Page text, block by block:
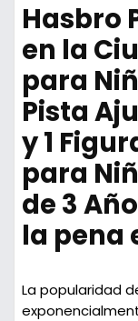
Hasbro
en la
para
Pista
y 1
para
de 3
la pena
La popularidad